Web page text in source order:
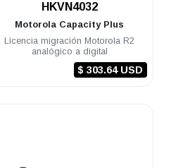
HKVN4032
Motorola Capacity Plus
Licencia migración Motorola R2
analógico a digital
$ 303.64 USD